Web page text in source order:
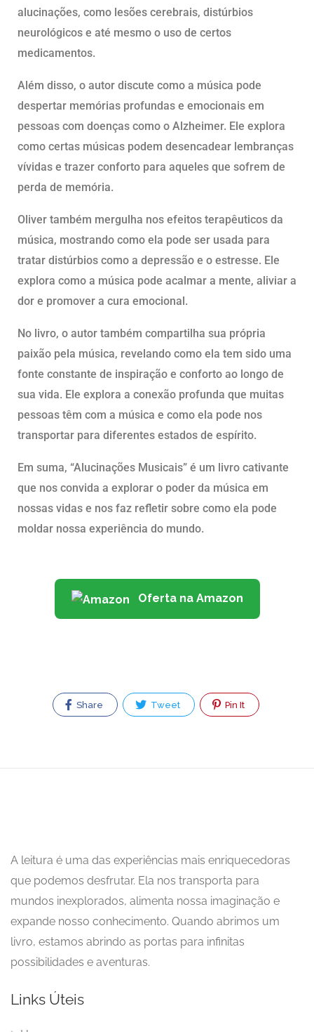
alucinações, como lesões cerebrais, distúrbios
neurológicos e até mesmo o uso de certos
medicamentos.
Além disso, o autor discute como a música pode
despertar memórias profundas e emocionais em
pessoas com doenças como o Alzheimer. Ele explora
como certas músicas podem desencadear lembranças
vívidas e trazer conforto para aqueles que sofrem de
perda de memória.
Oliver também mergulha nos efeitos terapêuticos da
música, mostrando como ela pode ser usada para
tratar distúrbios como a depressão e o estresse. Ele
explora como a música pode acalmar a mente, aliviar a
dor e promover a cura emocional.
No livro, o autor também compartilha sua própria
paixão pela música, revelando como ela tem sido uma
fonte constante de inspiração e conforto ao longo de
sua vida. Ele explora a conexão profunda que muitas
pessoas têm com a música e como ela pode nos
transportar para diferentes estados de espírito.
Em suma, “Alucinações Musicais” é um livro cativante
que nos convida a explorar o poder da música em
nossas vidas e nos faz refletir sobre como ela pode
moldar nossa experiência do mundo.
Oferta na Amazon
Share Tweet Pin It
A leitura é uma das experiências mais enriquecedoras
que podemos desfrutar. Ela nos transporta para
mundos inexplorados, alimenta nossa imaginação e
expande nosso conhecimento. Quando abrimos um
livro, estamos abrindo as portas para infinitas
possibilidades e aventuras.
Links Úteis